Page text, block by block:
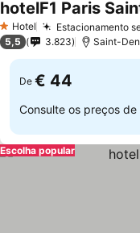
1 Estrelas
Hotel Estacionamento
hotelF1 Paris
5,5 3.823 Saint-
De € 44
Consulte os preços de
Escolha popular